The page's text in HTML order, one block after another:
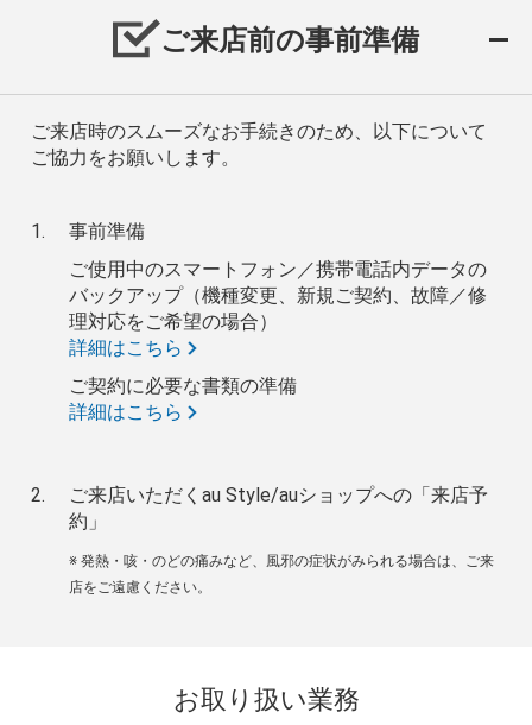
ご来店前の事前準備
ご来店時のスムーズなお手続きのため、以下について
ご協力をお願いします。
事前準備
ご使用中のスマートフォン／携帯電話内データの
バックアップ（機種変更、新規ご契約、故障／修
理対応をご希望の場合）
詳細はこちら
ご契約に必要な書類の準備
詳細はこちら
ご来店いただくau Style/auショップへの「来店予
約」
※ 発熱・咳・のどの痛みなど、風邪の症状がみられる場合は、ご来
店をご遠慮ください。
お取り扱い業務